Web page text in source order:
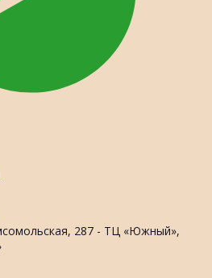
287 - ТЦ «Южный»,